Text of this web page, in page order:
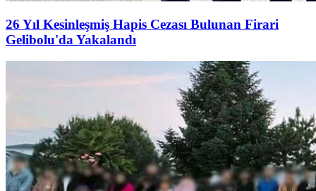
26 Yıl Kesinleşmiş Hapis Cezası Bulunan Firari
Gelibolu'da Yakalandı